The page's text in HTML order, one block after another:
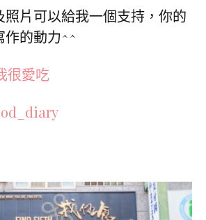
照片可以給我一個支持，你的
作的動力^^
很愛吃